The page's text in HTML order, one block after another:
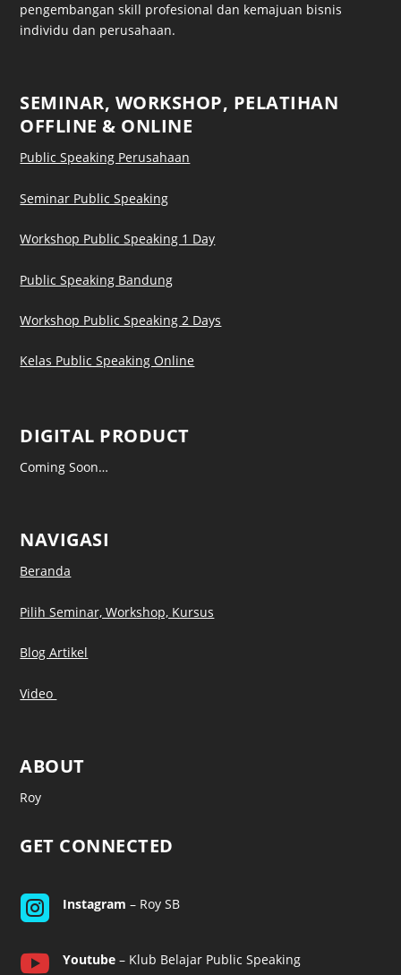
pengembangan skill profesional dan kemajuan bisnis
individu dan perusahaan.
SEMINAR, WORKSHOP, PELATIHAN
OFFLINE & ONLINE
Public Speaking Perusahaan
Seminar Public Speaking
Workshop Public Speaking 1 Day
Public Speaking Bandung
Workshop Public Speaking 2 Days
Kelas Public Speaking Online
DIGITAL PRODUCT
Coming Soon…
NAVIGASI
Beranda
Pilih Seminar, Workshop, Kursus
Blog Artikel
Video
ABOUT
Roy
GET CONNECTED
 Instagram – Roy SB
 Youtube– Klub Belajar Public Speaking